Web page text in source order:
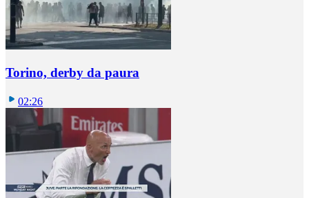
Torino, derby da paura
02:26